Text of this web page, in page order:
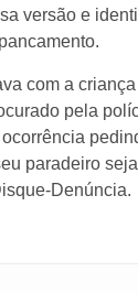
versão e
com a
pela
paradeiro
Denúncia.